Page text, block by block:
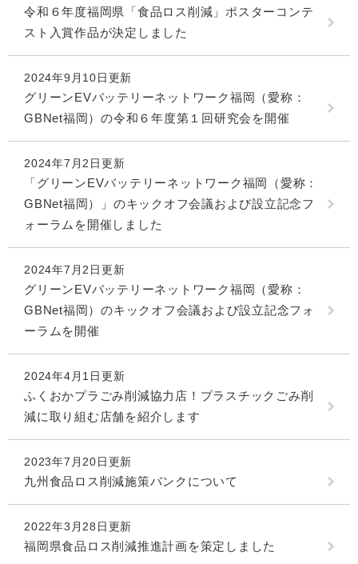
令和６年度福岡県「食品ロス削減」ポスターコンテ
スト入賞作品が決定しました
2024年9月10日更新
グリーンEVバッテリーネットワーク福岡（愛称：
GBNet福岡）の令和６年度第１回研究会を開催
2024年7月2日更新
「グリーンEVバッテリーネットワーク福岡（愛称：
GBNet福岡）」のキックオフ会議および設立記念フ
ォーラムを開催しました
2024年7月2日更新
グリーンEVバッテリーネットワーク福岡（愛称：
GBNet福岡）のキックオフ会議および設立記念フォ
ーラムを開催
2024年4月1日更新
ふくおかプラごみ削減協力店！プラスチックごみ削
減に取り組む店舗を紹介します
2023年7月20日更新
九州食品ロス削減施策バンクについて
2022年3月28日更新
福岡県食品ロス削減推進計画を策定しました